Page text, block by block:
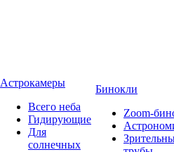
Астрокамеры
Всего неба
Гидирующие
Для
солнечных
Бинокли
Zoom-